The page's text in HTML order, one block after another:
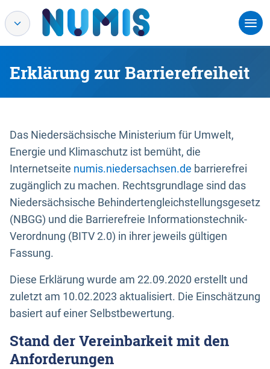
Erklärung zur Barrierefreiheit
Das Niedersächsische Ministerium für Umwelt,
Energie und Klimaschutz ist bemüht, die
Internetseite numis.niedersachsen.de barrierefrei
zugänglich zu machen. Rechtsgrundlage sind das
Niedersächsische Behindertengleichstellungsgesetz
(NBGG) und die Barrierefreie Informationstechnik-
Verordnung (BITV 2.0) in ihrer jeweils gültigen
Fassung.
Diese Erklärung wurde am 22.09.2020 erstellt und
zuletzt am 10.02.2023 aktualisiert. Die Einschätzung
basiert auf einer Selbstbewertung.
Stand der Vereinbarkeit mit den
Anforderungen